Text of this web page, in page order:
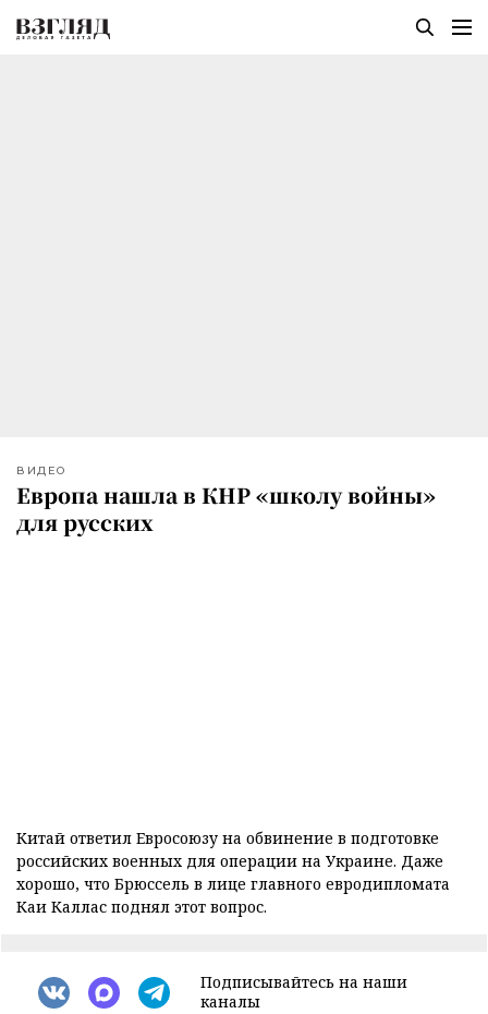
ВИДЕО
Европа нашла в КНР «школу войны»
для русских
Китай ответил Евросоюзу на обвинение в подготовке
российских военных для операции на Украине. Даже
хорошо, что Брюссель в лице главного евродипломата
Каи Каллас поднял этот вопрос.
Подписывайтесь на наши
каналы